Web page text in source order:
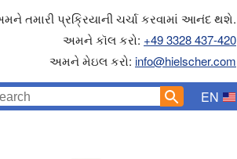
તમારી પ્રક્રિયાની ચર્ચા કરવામાં આનંદ થશે.
અમને કૉલ કરો: +49 3328 437-420
અમને મેઇલ કરો: info@hielscher.com
EN